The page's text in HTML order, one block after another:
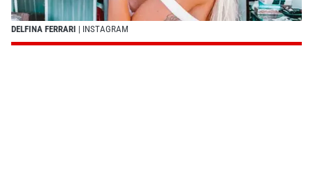
DELFINA FERRARI | INSTAGRAM